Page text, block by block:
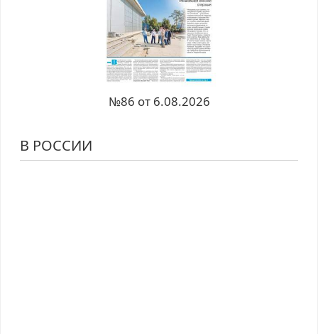
№86 от 6.08.2026
В РОССИИ